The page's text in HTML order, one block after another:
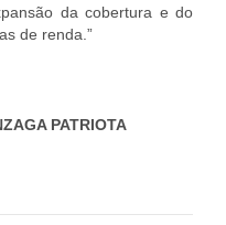
da cobertura e do
de renda.”
PATRIOTA